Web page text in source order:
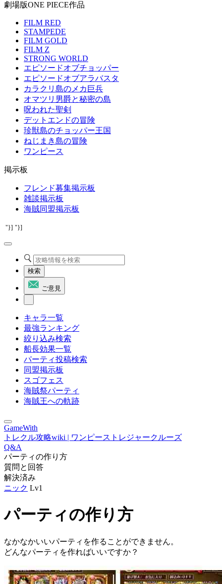
劇場版ONE PIECE作品
FILM RED
STAMPEDE
FILM GOLD
FILM Z
STRONG WORLD
エピソードオブチョッパー
エピソードオブアラバスタ
カラクリ島のメカ巨兵
オマツリ男爵と秘密の島
呪われた聖剣
デットエンドの冒険
珍獣島のチョッパー王国
ねじまき島の冒険
ワンピース
掲示板
フレンド募集掲示板
雑談掲示板
海賊同盟掲示板
"}] "}]
検索
ご意見
キャラ一覧
最強ランキング
絞り込み検索
船長効果一覧
パーティ投稿検索
同盟掲示板
スゴフェス
海賊祭パーティ
海賊王への軌跡
GameWith
トレクル攻略wiki | ワンピーストレジャークルーズ
Q&A
パーティの作り方
質問と回答
解決済み
ニック Lv1
パーティの作り方
なかなかいいパーティを作ることができません。
どんなパーティを作ればいいですか？